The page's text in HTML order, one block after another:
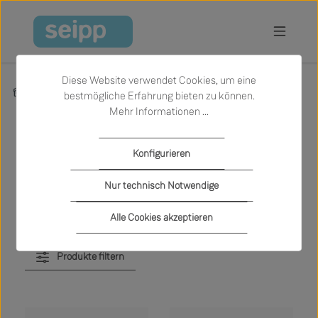
Zum Hauptinhalt springen
Produkte Sale Garten Outdoor Schirme
Outdoor Schirme
Produkte filtern
Diese Website verwendet Cookies, um eine
bestmögliche Erfahrung bieten zu können.
Mehr Informationen ...
Nur technisch Notwendige
Konfigurieren
Alle Cookies akzeptieren